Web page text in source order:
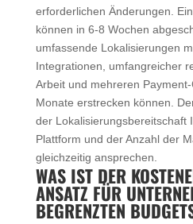
erforderlichen Änderungen.
können in 6-8 Wochen
umfassende Lokalisierungen
Integrationen, umfangreicher
Arbeit und mehreren
Monate erstrecken können.
der Lokalisierungsbereitschaft
Plattform und der Anzahl der
gleichzeitig ansprechen.
WAS IST DER
ANSATZ FÜR
BEGRENZTEN